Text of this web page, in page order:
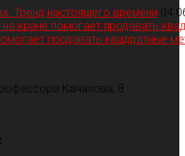
Тренд настоящего времени
кране помогает продавать
продавать квадратные
Качалова, 8